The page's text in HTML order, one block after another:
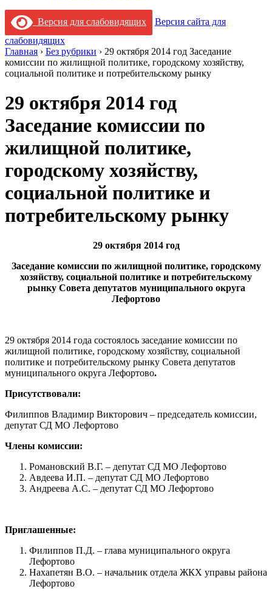
Версия для слабовидящих
Версия сайта для
слабовидящих
Главная › Без рубрики › 29 октября 2014 год Заседание
комиссии по жилищной политике, городскому хозяйству,
социальной политике и потребительскому рынку
29 октября 2014 год
Заседание комиссии по
жилищной политике,
городскому хозяйству,
социальной политике и
потребительскому рынку
29 октября 2014 год
Заседание комиссии по жилищной политике, городскому
хозяйству, социальной политике и потребительскому
рынку Совета депутатов муниципального округа
Лефортово
29 октября 2014 года состоялось заседание комиссии по
жилищной политике, городскому хозяйству, социальной
политике и потребительскому рынку Совета депутатов
муниципального округа Лефортово.
Присутствовали:
Филиппов Владимир Викторович – председатель комиссии,
депутат СД МО Лефортово
Члены комиссии:
Романовский В.Г. – депутат СД МО Лефортово
Авдеева И.П. – депутат СД МО Лефортово
Андреева А.С. – депутат СД МО Лефортово
Приглашенные:
Филиппов П.Д. – глава муниципального округа
Лефортово
Нахапетян В.О. – начальник отдела ЖКХ управы района
Лефортово